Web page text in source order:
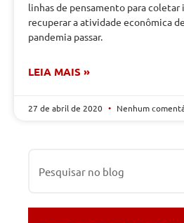
linhas de pensamento para coletar
recuperar a atividade econômica
pandemia passar.
LEIA MAIS »
27 de abril de 2020 Nenhum